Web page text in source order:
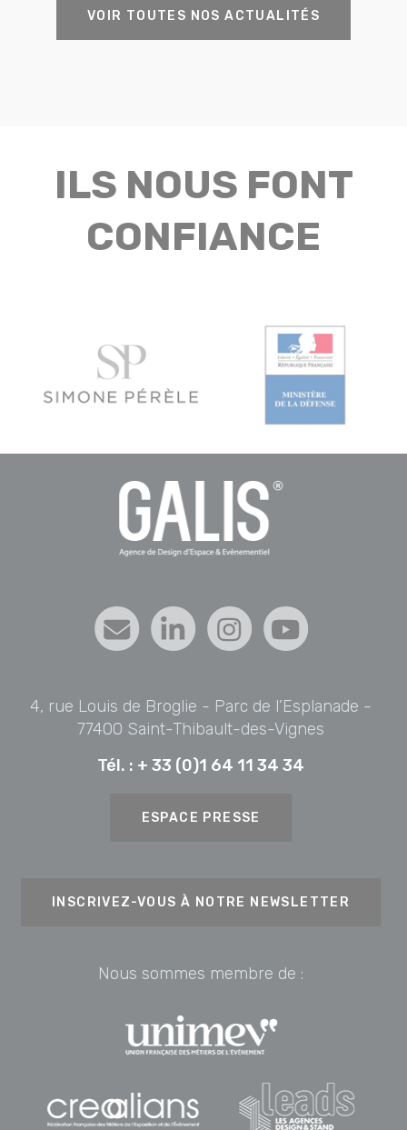
VOIR TOUTES NOS ACTUALITÉS
ILS NOUS FONT
CONFIANCE
4, rue Louis de Broglie - Parc de l’Esplanade -
77400 Saint-Thibault-des-Vignes
Tél. : + 33 (0)1 64 11 34 34
ESPACE PRESSE
INSCRIVEZ-VOUS À NOTRE NEWSLETTER
Nous sommes membre de :